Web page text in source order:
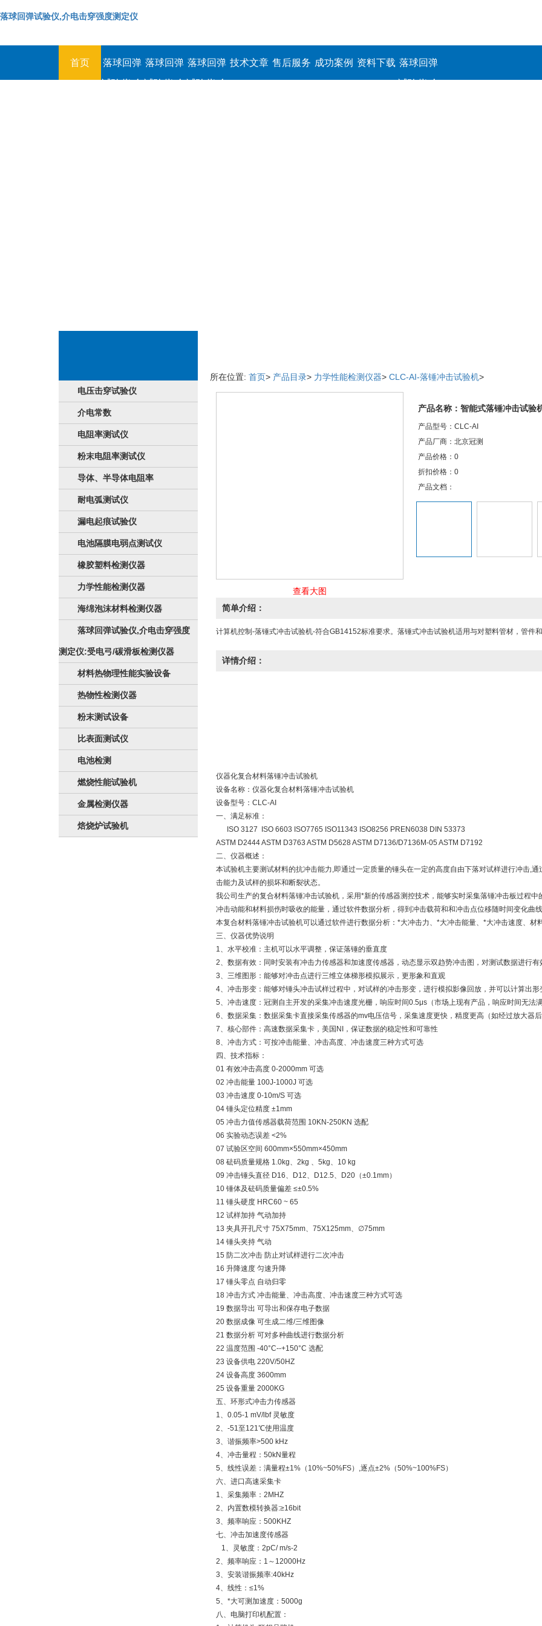
落球回弹试验仪,介电击穿强度测定仪
首页
落球回弹
试验仪,介
落球回弹
试验仪,介
落球回弹
试验仪,介
技术文章 售后服务 成功案例 资料下载 落球回弹
试验仪,介
电压击穿试验仪
介电常数
电阻率测试仪
粉末电阻率测试仪
导体、半导体电阻率
耐电弧测试仪
漏电起痕试验仪
电池隔膜电弱点测试仪
橡胶塑料检测仪器
力学性能检测仪器
海绵泡沫材料检测仪器
落球回弹试验仪,介电击穿强度
测定仪:受电弓/碳滑板检测仪器
材料热物理性能实验设备
热物性检测仪器
粉末测试设备
比表面测试仪
电池检测
燃烧性能试验机
金属检测仪器
焙烧炉试验机
所在位置: 首页> 产品目录> 力学性能检测仪器> CLC-AI-落锤冲击试验机>
查看大图
产品名称：智能式落锤冲击试验
产品型号：CLC-AI
产品厂商：北京冠测
产品价格：0
折扣价格：0
产品文档：
简单介绍：
计算机控制-落锤式冲击试验机-符合GB14152标准要求。落锤式冲击试验机适用与对塑料管材，管件
详情介绍：
仪器化复合材料落锤冲击试验机
设备名称：仪器化复合材料落锤冲击试验机
设备型号：CLC-AI
一、满足标准：
ISO 3127 ISO 6603 ISO7765 ISO11343 ISO8256 PREN6038 DIN 53373
ASTM D2444 ASTM D3763 ASTM D5628 ASTM D7136/D7136M-05 ASTM D7192
二、仪器概述：
本试验机主要测试材料的抗冲击能力,即通过一定质量的锤头在一定的高度自由下落对试样进行冲击,
击能力及试样的损坏和断裂状态。
我公司生产的复合材料落锤冲击试验机，采用*新的传感器测控技术，能够实时采集落锤冲击板过程
冲击动能和材料损伤时吸收的能量，通过软件数据分析，得到冲击载荷和和冲击点位移随时间变化曲
本复合材料落锤冲击试验机可以通过软件进行数据分析：*大冲击力、*大冲击能量、*大冲击速度、
三、仪器优势说明
1、水平校准：主机可以水平调整，保证落锤的垂直度
2、数据有效：同时安装有冲击力传感器和加速度传感器，动态显示双趋势冲击图，对测试数据进行
3、三维图形：能够对冲击点进行三维立体梯形模拟展示，更形象和直观
4、冲击形变：能够对锤头冲击试样过程中，对试样的冲击形变，进行模拟影像回放，并可以计算出形
5、冲击速度：冠测自主开发的采集冲击速度光栅，响应时间0.5μs（市场上现有产品，响应时间无法
6、数据采集：数据采集卡直接采集传感器的mv电压信号，采集速度更快，精度更高（如经过放大器
7、核心部件：高速数据采集卡，美国NI，保证数据的稳定性和可靠性
8、冲击方式：可按冲击能量、冲击高度、冲击速度三种方式可选
四、技术指标：
01 有效冲击高度 0-2000mm 可选
02 冲击能量 100J-1000J 可选
03 冲击速度 0-10m/S 可选
04 锤头定位精度 ±1mm
05 冲击力值传感器载荷范围 10KN-250KN 选配
06 实验动态误差 <2%
07 试验区空间 600mm×550mm×450mm
08 砝码质量规格 1.0kg、2kg 、5kg、10 kg
09 冲击锤头直径 D16、D12、D12.5、D20（±0.1mm）
10 锤体及砝码质量偏差 ≤±0.5%
11 锤头硬度 HRC60 ~ 65
12 试样加持 气动加持
13 夹具开孔尺寸 75X75mm、75X125mm、∅75mm
14 锤头夹持 气动
15 防二次冲击 防止对试样进行二次冲击
16 升降速度 匀速升降
17 锤头零点 自动归零
18 冲击方式 冲击能量、冲击高度、冲击速度三种方式可选
19 数据导出 可导出和保存电子数据
20 数据成像 可生成二维/三维图像
21 数据分析 可对多种曲线进行数据分析
22 温度范围 -40°C--+150°C 选配
23 设备供电 220V/50HZ
24 设备高度 3600mm
25 设备重量 2000KG
五、环形式冲击力传感器
1、0.05-1 mV/lbf 灵敏度
2、-51至121℃使用温度
3、谐振频率>500 kHz
4、冲击量程：50kN量程
5、线性误差：满量程±1%（10%~50%FS）,逐点±2%（50%~100%FS）
六、进口高速采集卡
1、采集频率：2MHZ
2、内置数模转换器:≥16bit
3、频率响应：500KHZ
七、冲击加速度传感器
1、灵敏度：2pC/ m/s-2
2、频率响应：1～12000Hz
3、安装谐振频率:40kHz
4、线性：≤1%
5、*大可测加速度：5000g
八、电脑打印机配置：